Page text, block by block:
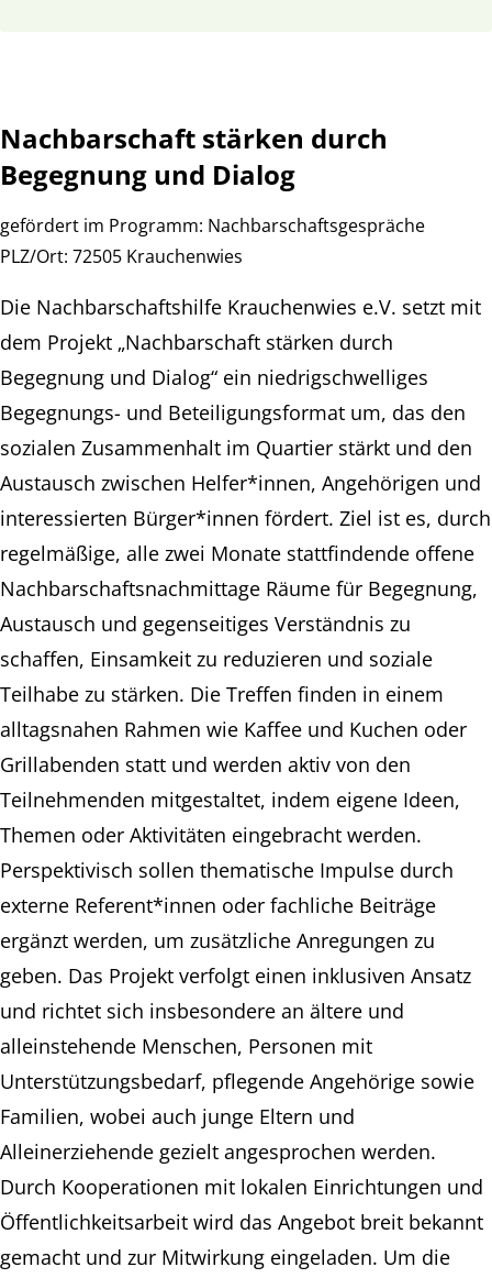
Nachbarschaft stärken durch
Begegnung und Dialog
gefördert im Programm: Nachbarschaftsgespräche
PLZ/Ort: 72505 Krauchenwies
Die Nachbarschaftshilfe Krauchenwies e.V. setzt mit
dem Projekt „Nachbarschaft stärken durch
Begegnung und Dialog“ ein niedrigschwelliges
Begegnungs- und Beteiligungsformat um, das den
sozialen Zusammenhalt im Quartier stärkt und den
Austausch zwischen Helfer*innen, Angehörigen und
interessierten Bürger*innen fördert. Ziel ist es, durch
regelmäßige, alle zwei Monate stattfindende offene
Nachbarschaftsnachmittage Räume für Begegnung,
Austausch und gegenseitiges Verständnis zu
schaffen, Einsamkeit zu reduzieren und soziale
Teilhabe zu stärken. Die Treffen finden in einem
alltagsnahen Rahmen wie Kaffee und Kuchen oder
Grillabenden statt und werden aktiv von den
Teilnehmenden mitgestaltet, indem eigene Ideen,
Themen oder Aktivitäten eingebracht werden.
Perspektivisch sollen thematische Impulse durch
externe Referent*innen oder fachliche Beiträge
ergänzt werden, um zusätzliche Anregungen zu
geben. Das Projekt verfolgt einen inklusiven Ansatz
und richtet sich insbesondere an ältere und
alleinstehende Menschen, Personen mit
Unterstützungsbedarf, pflegende Angehörige sowie
Familien, wobei auch junge Eltern und
Alleinerziehende gezielt angesprochen werden.
Durch Kooperationen mit lokalen Einrichtungen und
Öffentlichkeitsarbeit wird das Angebot breit bekannt
gemacht und zur Mitwirkung eingeladen. Um die